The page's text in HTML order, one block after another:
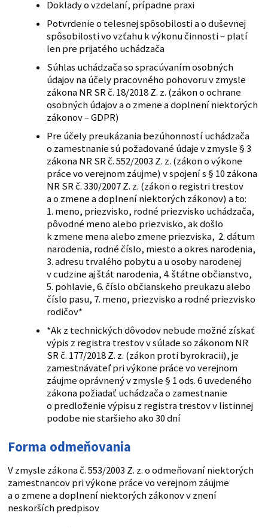
Doklady o vzdelaní, prípadne praxi
Potvrdenie o telesnej spôsobilosti a o duševnej
spôsobilosti vo vzťahu k výkonu činnosti – platí
len pre prijatého uchádzača
Súhlas uchádzača so spracúvaním osobných
údajov na účely pracovného pohovoru v zmysle
zákona NR SR č. 18/2018 Z. z. (zákon o ochrane
osobných údajov a o zmene a doplnení niektorých
zákonov – GDPR)
Pre účely preukázania bezúhonností uchádzača
o zamestnanie sú požadované údaje v zmysle § 3
zákona NR SR č. 552/2003 Z. z. (zákon o výkone
práce vo verejnom záujme) v spojení s § 10 zákona
NR SR č. 330/2007 Z. z. (zákon o registri trestov
a o zmene a doplnení niektorých zákonov) a to:
1. meno, priezvisko, rodné priezvisko uchádzača,
pôvodné meno alebo priezvisko, ak došlo
k zmene mena alebo zmene priezviska, 2. dátum
narodenia, rodné číslo, miesto a okres narodenia,
3. adresu trvalého pobytu a u osoby narodenej
v cudzine aj štát narodenia, 4. štátne občianstvo,
5. pohlavie, 6. číslo občianskeho preukazu alebo
číslo pasu, 7. meno, priezvisko a rodné priezvisko
rodičov*
*Ak z technických dôvodov nebude možné získať
výpis z registra trestov v súlade so zákonom NR
SR č. 177/2018 Z. z. (zákon proti byrokracii), je
zamestnávateľ pri výkone práce vo verejnom
záujme oprávnený v zmysle § 1 ods. 6 uvedeného
zákona požiadať uchádzača o zamestnanie
o predloženie výpisu z registra trestov v listinnej
podobe nie staršieho ako 30 dní
Forma odmeňovania
V zmysle zákona č. 553/2003 Z. z. o odmeňovaní niektorých
zamestnancov pri výkone práce vo verejnom záujme
a o zmene a doplnení niektorých zákonov v znení
neskorších predpisov